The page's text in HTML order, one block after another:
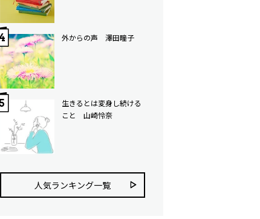
外からの声 澤田瞳子
生きるとは変身し続ける
こと 山崎怜奈
人気ランキング⼀覧